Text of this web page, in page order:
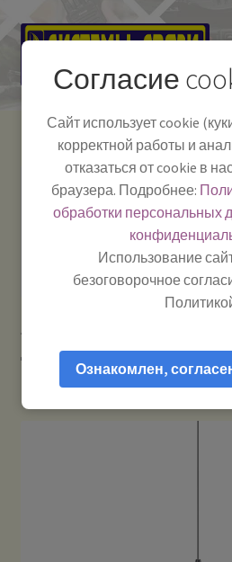
Перейти
навигации
Перейти
содержимому
Как пользоваться
Полезная информация
Мой аккаунт
Системы Связи:
г. Красноярск, ул.
Работаем:Пн-Пт:
10:00–18:00
-
дальнобойщиков
ALAN PC-8 —
Согласие
Сайт использует cookie
корректной работы и
отказаться от cookie в
браузера. Подробнее:
обработки персональных
Использование
безоговорочное
Ознакомлен,